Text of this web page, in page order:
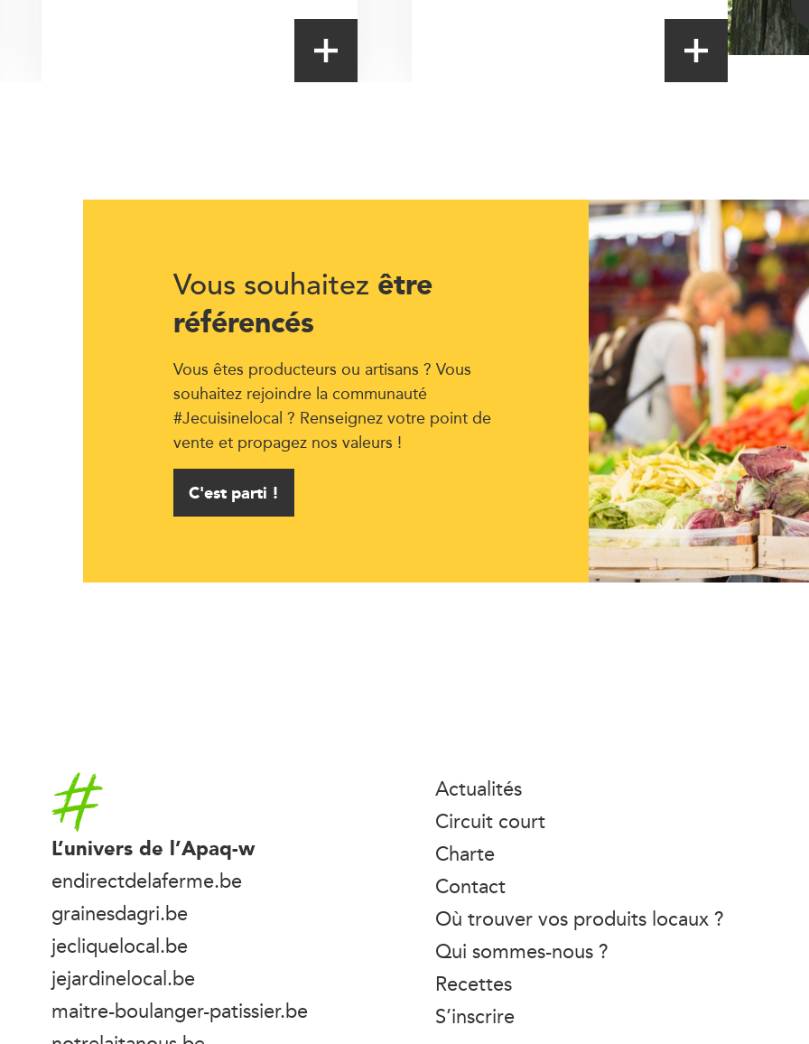
Vous souhaitez être
référencés
Vous êtes producteurs ou artisans ? Vous
souhaitez rejoindre la communauté
#Jecuisinelocal ? Renseignez votre point de
vente et propagez nos valeurs !
C'est parti !
Accueil
L’univers de l’Apaq-w
endirectdelaferme.be
grainesdagri.be
jecliquelocal.be
jejardinelocal.be
maitre-boulanger-patissier.be
Actualités
Circuit court
Charte
Contact
Où trouver vos produits locaux ?
Qui sommes-nous ?
Recettes
S’inscrire